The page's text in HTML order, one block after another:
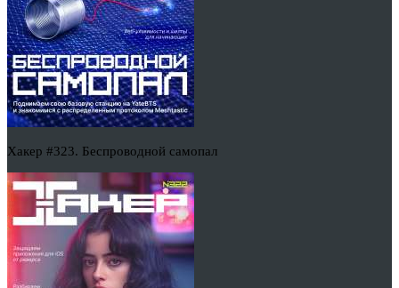
Хакер #323. Беспроводной самопал